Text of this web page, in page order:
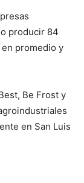
producir 84
promedio y
Be Frost y
en San Luis